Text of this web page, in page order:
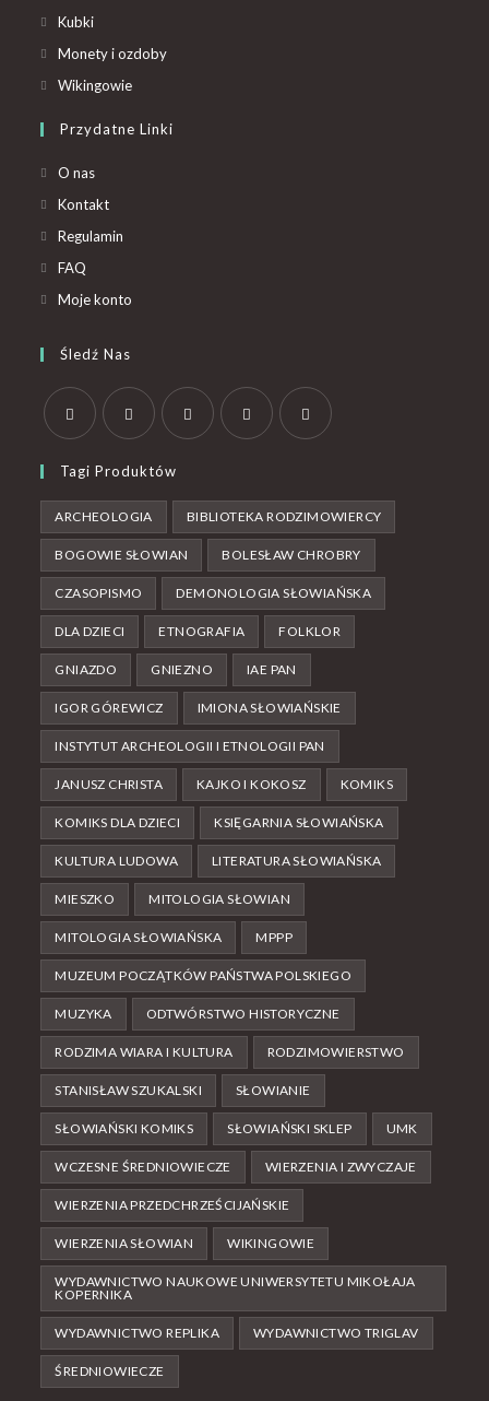
Kubki
Monety i ozdoby
Wikingowie
Przydatne Linki
O nas
Kontakt
Regulamin
FAQ
Moje konto
Śledź Nas
Tagi Produktów
ARCHEOLOGIA BIBLIOTEKA RODZIMOWIERCY
BOGOWIE SŁOWIAN BOLESŁAW CHROBRY
CZASOPISMO DEMONOLOGIA SŁOWIAŃSKA
DLA DZIECI ETNOGRAFIA FOLKLOR
GNIAZDO GNIEZNO IAE PAN
IGOR GÓREWICZ IMIONA SŁOWIAŃSKIE
INSTYTUT ARCHEOLOGII I ETNOLOGII PAN
JANUSZ CHRISTA KAJKO I KOKOSZ KOMIKS
KOMIKS DLA DZIECI KSIĘGARNIA SŁOWIAŃSKA
KULTURA LUDOWA LITERATURA SŁOWIAŃSKA
MIESZKO MITOLOGIA SŁOWIAN
MITOLOGIA SŁOWIAŃSKA MPPP
MUZEUM POCZĄTKÓW PAŃSTWA POLSKIEGO
MUZYKA ODTWÓRSTWO HISTORYCZNE
RODZIMA WIARA I KULTURA RODZIMOWIERSTWO
STANISŁAW SZUKALSKI SŁOWIANIE
SŁOWIAŃSKI KOMIKS SŁOWIAŃSKI SKLEP UMK
WCZESNE ŚREDNIOWIECZE WIERZENIA I ZWYCZAJE
WIERZENIA PRZEDCHRZEŚCIJAŃSKIE
WIERZENIA SŁOWIAN WIKINGOWIE
WYDAWNICTWO NAUKOWE UNIWERSYTETU MIKOŁAJA
KOPERNIKA
WYDAWNICTWO REPLIKA WYDAWNICTWO TRIGLAV
ŚREDNIOWIECZE